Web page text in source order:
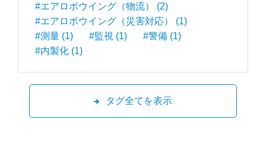
#エアロボウイング（物流） (2)
#エアロボウイング（災害対応） (1)
#測量 (1)
#監視 (1)
#警備 (1)
#内製化 (1)
タグ全てを表示